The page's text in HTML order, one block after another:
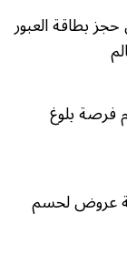
بطاقة العبور
فرصة بلوغ
عروض لحسم